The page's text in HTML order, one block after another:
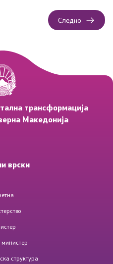
сите услуги
Следно
трансформација
Македонија
врски
структура